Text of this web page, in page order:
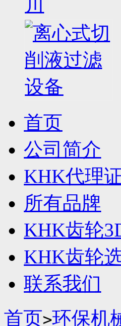
首页
公司简介
KHK代理
所有品牌
KHK齿轮
KHK齿轮
联系我们
首页>环保机